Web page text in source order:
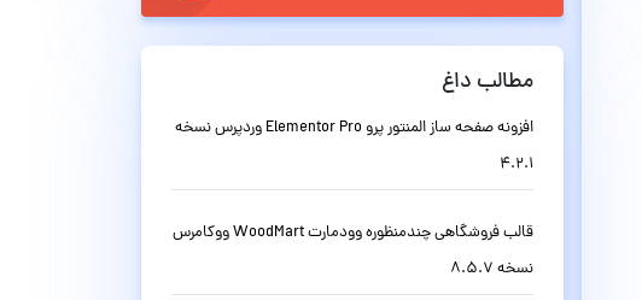
مطالب داغ
افزونه صفحه ساز المنتور پرو Elementor Pro وردپرس نسخه
4.2.1
قالب فروشگاهی چندمنظوره وودمارت WoodMart ووکامرس
نسخه 8.5.7